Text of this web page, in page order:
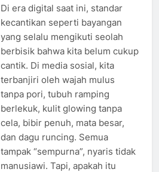
Di era digital saat ini, standar
kecantikan seperti bayangan
yang selalu mengikuti seolah
berbisik bahwa kita belum cukup
cantik. Di media sosial, kita
terbanjiri oleh wajah mulus
tanpa pori, tubuh ramping
berlekuk, kulit glowing tanpa
cela, bibir penuh, mata besar,
dan dagu runcing. Semua
tampak “sempurna”, nyaris tidak
manusiawi. Tapi, apakah itu